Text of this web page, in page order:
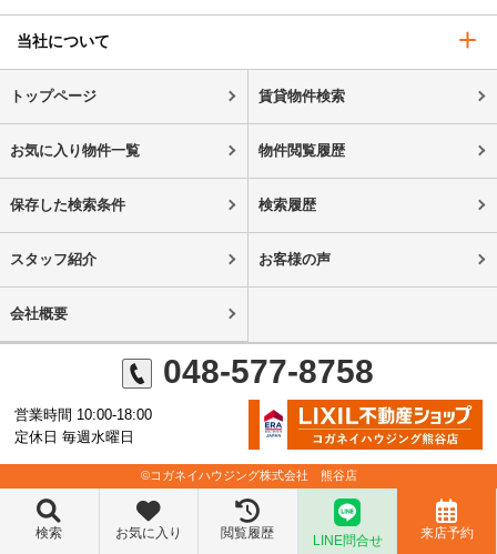
当社について
トップページ 賃貸物件検索
お気に入り物件一覧 物件閲覧履歴
保存した検索条件 検索履歴
スタッフ紹介 お客様の声
会社概要
048-577-8758
営業時間 10:00-18:00
定休日 毎週水曜日
©コガネイハウジング株式会社 熊谷店
検索 お気に入り 閲覧履歴 LINE問合せ 来店予約